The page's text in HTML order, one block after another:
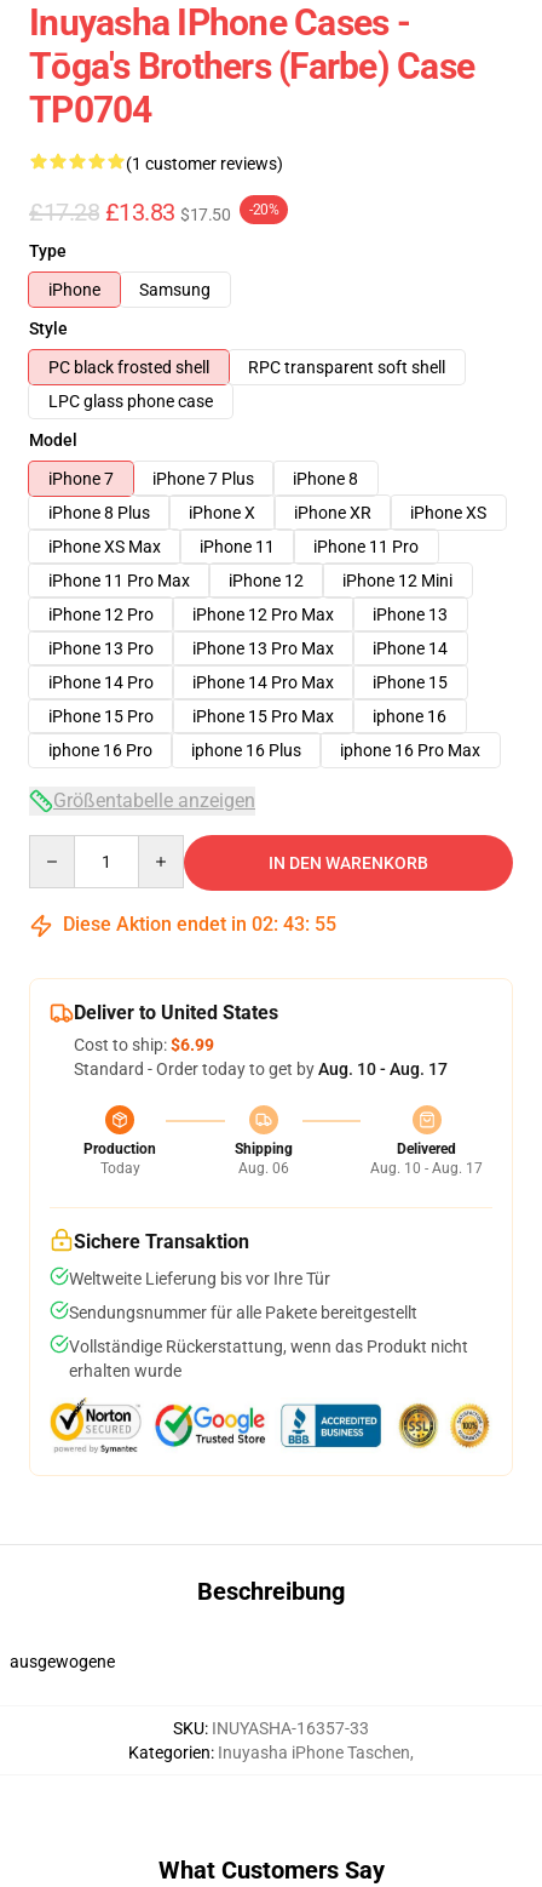
Inuyasha IPhone Cases -
Tōga's Brothers (Farbe) Case
TP0704
(1 customer reviews)
£17.28 £13.83 $17.50 -20%
Type
iPhone
Samsung
Style
PC black frosted shell
RPC transparent soft shell
LPC glass phone case
Model
iPhone 7
iPhone 7 Plus
iPhone 8
iPhone 8 Plus
iPhone X iPhone XR
iPhone XS
iPhone XS Max
iPhone 11
iPhone 11 Pro
iPhone 11 Pro Max
iPhone 12
iPhone 12 Mini
iPhone 12 Pro
iPhone 12 Pro Max
iPhone 13
iPhone 13 Pro
iPhone 13 Pro Max
iPhone 14
iPhone 14 Pro
iPhone 14 Pro Max
iPhone 15
iPhone 15 Pro
iPhone 15 Pro Max
iphone 16
iphone 16 Pro
iphone 16 Plus iphone 16 Pro Max
Größentabelle anzeigen
IN DEN WARENKORB
Diese Aktion endet in 02: 43: 54
Deliver to United States
Cost to ship:$6.99
Standard - Order today to get byAug. 10 - Aug. 17
Production
Today
Shipping
Aug. 06
Delivered
Aug. 10 - Aug. 17
Sichere Transaktion
Weltweite Lieferung bis vor Ihre Tür
Sendungsnummer für alle Pakete bereitgestellt
Vollständige Rückerstattung, wenn das Produkt nicht
erhalten wurde
Beschreibung
ausgewogene
SKU: INUYASHA-16357-33
Kategorien: Inuyasha iPhone Taschen,
What Customers Say